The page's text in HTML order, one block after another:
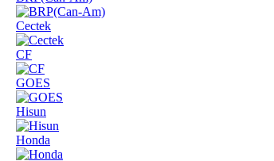
Cectek
CF
GOES
Hisun
Honda